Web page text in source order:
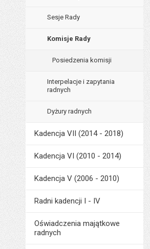
Sesje Rady
Komisje Rady
Posiedzenia komisji
Interpelacje i zapytania
radnych
Dyżury radnych
Kadencja VII (2014 - 2018)
Kadencja VI (2010 - 2014)
Kadencja V (2006 - 2010)
Radni kadencji I - IV
Oświadczenia majątkowe
radnych